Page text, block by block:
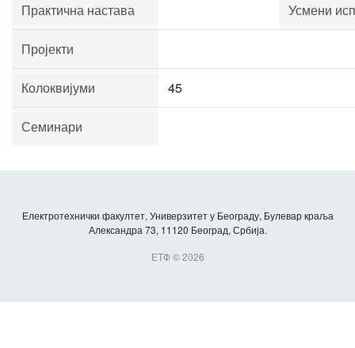
Практична настава Усмени
Пројекти
Колоквијуми 45
Семинари
Електротехнички факултет, Универзитет у Београду, Булевар краља
Александра 73, 11120 Београд, Србија.
ЕТФ © 2026